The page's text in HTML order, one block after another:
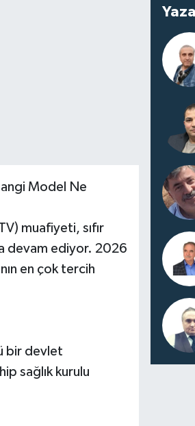
Model Ne
muafiyeti, sıfır
devam ediyor. 2026
en çok tercih
bir devlet
sağlık kurulu